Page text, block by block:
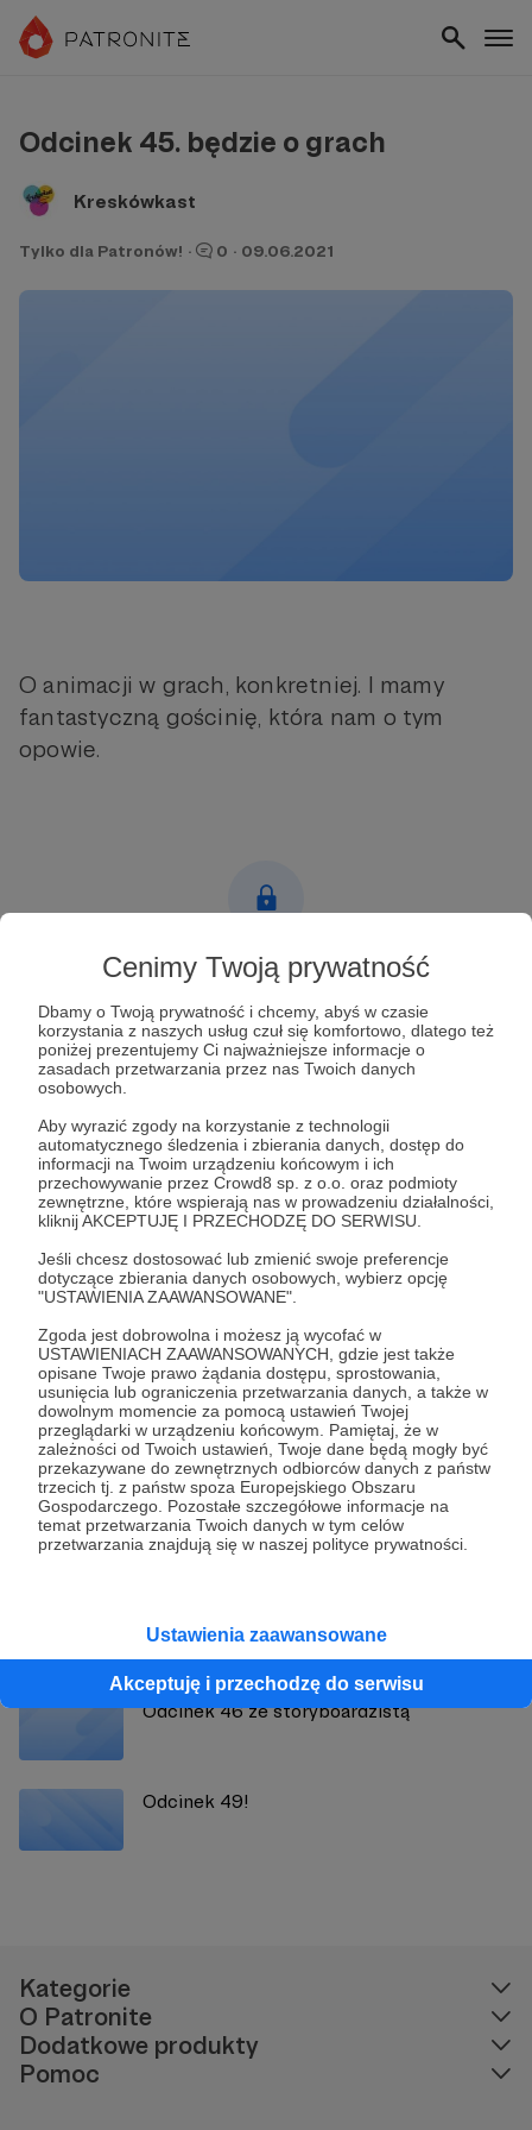
Cenimy Twoją prywatność
Dbamy o Twoją prywatność i chcemy, abyś w czasie
korzystania z naszych usług czuł się komfortowo, dlatego też
poniżej prezentujemy Ci najważniejsze informacje o
zasadach przetwarzania przez nas Twoich danych
osobowych.
Aby wyrazić zgody na korzystanie z technologii
automatycznego śledzenia i zbierania danych, dostęp do
informacji na Twoim urządzeniu końcowym i ich
przechowywanie przez Crowd8 sp. z o.o. oraz podmioty
zewnętrzne, które wspierają nas w prowadzeniu działalności,
kliknij AKCEPTUJĘ I PRZECHODZĘ DO SERWISU.
Jeśli chcesz dostosować lub zmienić swoje preferencje
dotyczące zbierania danych osobowych, wybierz opcję
"USTAWIENIA ZAAWANSOWANE".
Zgoda jest dobrowolna i możesz ją wycofać w
USTAWIENIACH ZAAWANSOWANYCH, gdzie jest także
opisane Twoje prawo żądania dostępu, sprostowania,
usunięcia lub ograniczenia przetwarzania danych, a także w
dowolnym momencie za pomocą ustawień Twojej
przeglądarki w urządzeniu końcowym. Pamiętaj, że w
zależności od Twoich ustawień, Twoje dane będą mogły być
przekazywane do zewnętrznych odbiorców danych z państw
trzecich tj. z państw spoza Europejskiego Obszaru
Gospodarczego. Pozostałe szczegółowe informacje na
temat przetwarzania Twoich danych w tym celów
przetwarzania znajdują się w naszej polityce prywatności.
Ustawienia zaawansowane
Akceptuję i przechodzę do serwisu
Odcinek 45. będzie o grach
Kreskówkast
Tylko dla Patronów! · 0 · 09.06.2021
O animacji w grach, konkretniej. I mamy
fantastyczną gościnię, która nam o tym
opowie.
Post dostępny tylko dla Patronów
Aby zobaczyć ten materiał musisz być zalogowany
Zostań Patronem
Zaloguj się
Udostępnij
Kreskówkast
Zobacz profil autora
Zobacz również
Odcinek 46 ze storyboardzistą
Odcinek 49!
Kategorie
O Patronite
Dodatkowe produkty
Pomoc